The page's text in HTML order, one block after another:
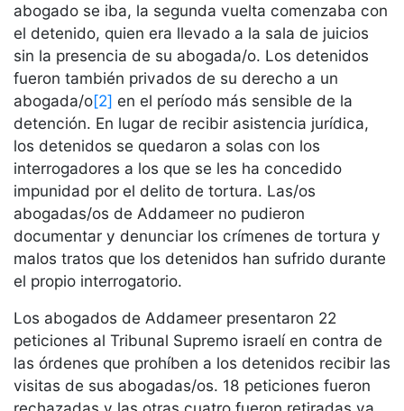
abogado se iba, la segunda vuelta comenzaba con
el detenido, quien era llevado a la sala de juicios
sin la presencia de su abogada/o. Los detenidos
fueron también privados de su derecho a un
abogada/o[2] en el período más sensible de la
detención. En lugar de recibir asistencia jurídica,
los detenidos se quedaron a solas con los
interrogadores a los que se les ha concedido
impunidad por el delito de tortura. Las/os
abogadas/os de Addameer no pudieron
documentar y denunciar los crímenes de tortura y
malos tratos que los detenidos han sufrido durante
el propio interrogatorio.
Los abogados de Addameer presentaron 22
peticiones al Tribunal Supremo israelí en contra de
las órdenes que prohíben a los detenidos recibir las
visitas de sus abogadas/os. 18 peticiones fueron